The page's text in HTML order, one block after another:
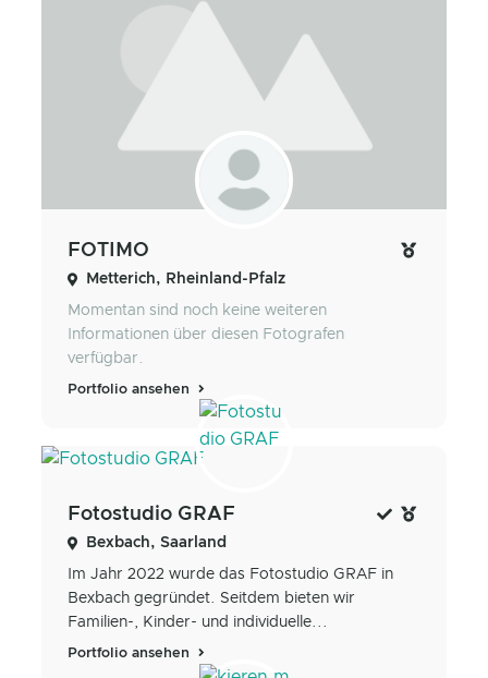
FOTIMO
Metterich, Rheinland-Pfalz
Momentan sind noch keine weiteren
Informationen über diesen Fotografen
verfügbar.
Portfolio ansehen
Fotostudio GRAF
Bexbach, Saarland
Im Jahr 2022 wurde das Fotostudio GRAF in
Bexbach gegründet. Seitdem bieten wir
Familien-, Kinder- und individuelle...
Portfolio ansehen